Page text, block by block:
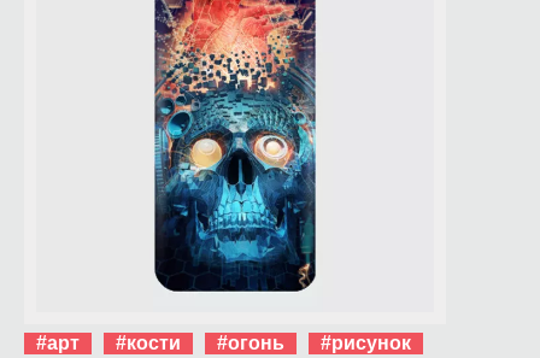
#арт #кости #огонь
#рисунок